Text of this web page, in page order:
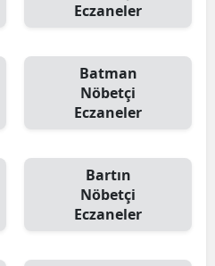
Eczaneler
Batman
Nöbetçi
Eczaneler
Bartın
Nöbetçi
Eczaneler